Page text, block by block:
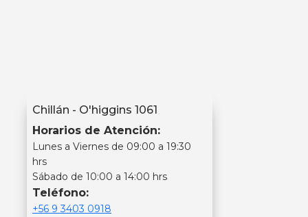
Chillán - O'higgins 1061
Horarios de Atención:
Lunes a Viernes de 09:00 a 19:30
hrs
Sábado de 10:00 a 14:00 hrs
Teléfono:
+56 9 3403 0918